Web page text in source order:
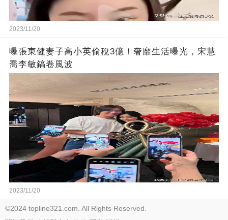
2023/11/20
曝張東健妻子高小英偷稅3億！奢靡生活曝光，宋慧
喬李敏鎬卷風波
2023/11/20
©2024 topline321.com. All Rights Reserved.